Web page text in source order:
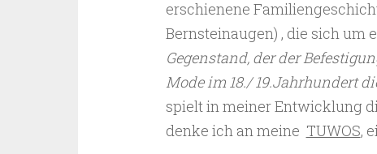
erschienene
Bernsteinaugen) , die sich um
Gegenstand, der der
Mode im 18./ 19.Jahrhundert
spielt in meiner Entwicklung
denke ich an meine TUWOS,